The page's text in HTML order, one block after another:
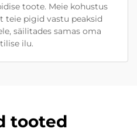
toote. Meie kohustus
teie pigid vastu peaksid
säilitades samas oma
ilu.
tooted